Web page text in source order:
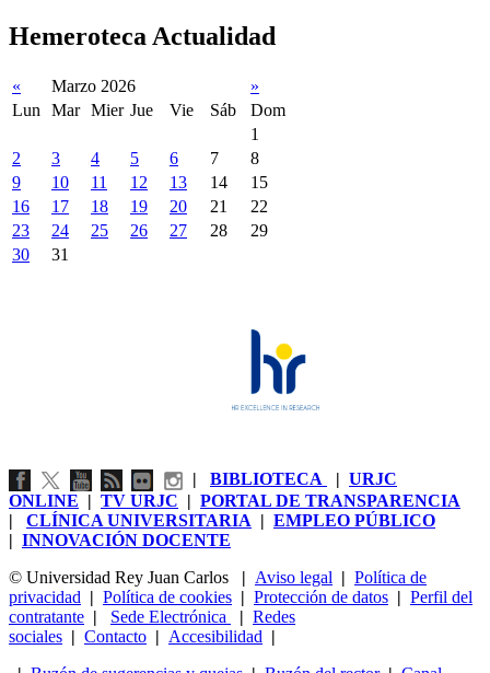
Hemeroteca Actualidad
« Marzo 2026
»
Lun
Mar Mier Jue Vie Sáb
Dom
1
2
3 4 5 6 7
8
9
10 11 12 13 14
15
16
17 18 19 20 21
22
23
24 25 26 27 28
29
30
31
| BIBLIOTECA | URJC
ONLINE | TV URJC | PORTAL DE TRANSPARENCIA
| CLÍNICA UNIVERSITARIA | EMPLEO PÚBLICO
| INNOVACIÓN DOCENTE
© Universidad Rey Juan Carlos
| Aviso legal | Política de
privacidad | Política de cookies | Protección de datos | Perfil del
contratante | Sede Electrónica | Redes
sociales | Contacto | Accesibilidad |